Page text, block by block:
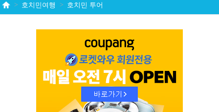
호치민여행 호치민 투어